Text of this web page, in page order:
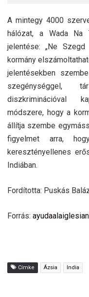
A mintegy 4000
hálózat, a Wada Na
jelentése: „Ne
kormány
jelentésekben
szegénységgel,
diszkriminációval
módszere, hogy a
állítja szembe
figyelmet arra,
keresztényellenes
Indiában.
Fordította: Puskás
Forrás:
Címke Ázsia India